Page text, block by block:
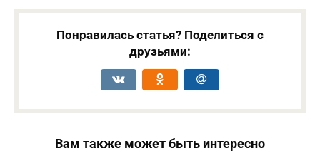
Понравилась статья? Поделиться с
друзьями:
Вам также может быть интересно